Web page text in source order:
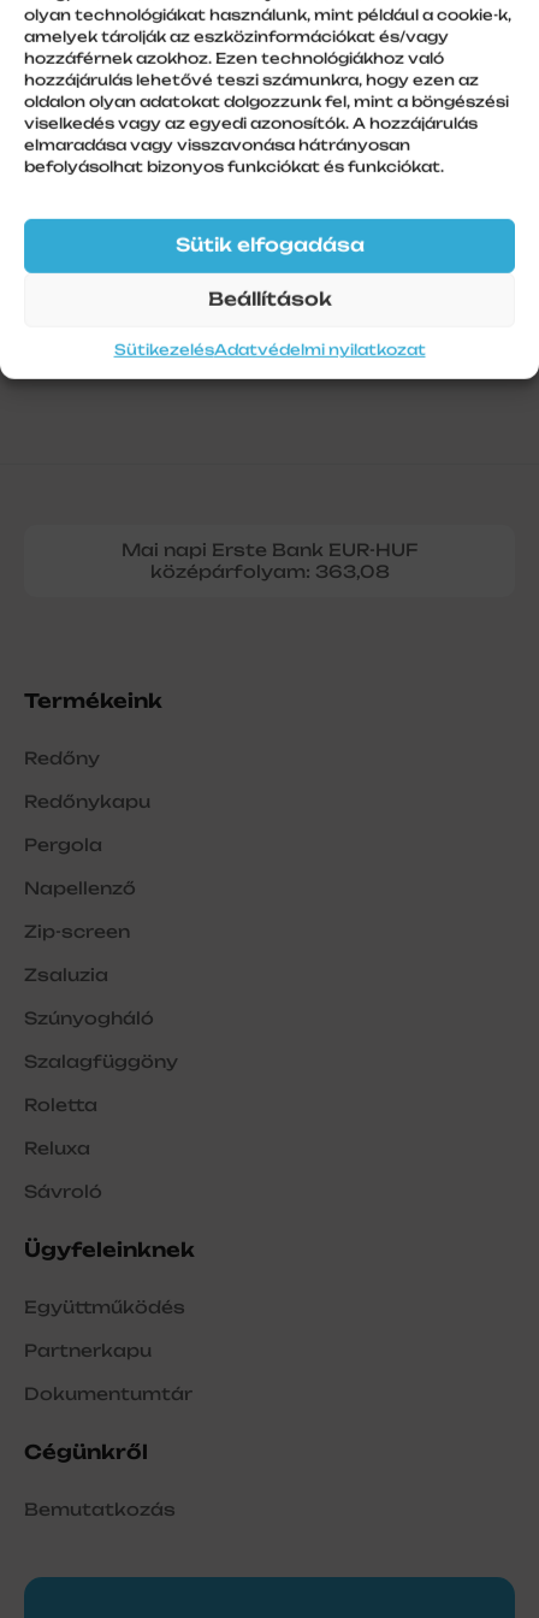
olyan technológiákat használunk, mint például a cookie-k,
amelyek tárolják az eszközinformációkat és/vagy
hozzáférnek azokhoz. Ezen technológiákhoz való
hozzájárulás lehetővé teszi számunkra, hogy ezen az
oldalon olyan adatokat dolgozzunk fel, mint a böngészési
viselkedés vagy az egyedi azonosítók. A hozzájárulás
elmaradása vagy visszavonása hátrányosan
befolyásolhat bizonyos funkciókat és funkciókat.
Sütik elfogadása
Beállítások
SütikezelésAdatvédelmi nyilatkozat
További információk
Szálhossz
Mai napi Erste Bank EUR-HUF
középárfolyam: 363,08
Termékeink
Redőny
Redőnykapu
Pergola
Napellenző
Zip-screen
Zsaluzia
Szúnyogháló
Szalagfüggöny
Roletta
Reluxa
Sávroló
Ügyfeleinknek
Együttműködés
Partnerkapu
Dokumentumtár
Cégünkről
Bemutatkozás